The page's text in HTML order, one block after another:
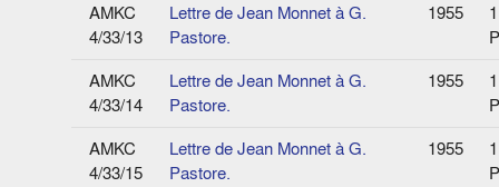
AMKC
4/33/13
Lettre de Jean Monnet à G.
Pastore.
1955
1
AMKC
4/33/14
Lettre de Jean Monnet à G.
Pastore.
1955
1
AMKC
4/33/15
Lettre de Jean Monnet à G.
Pastore.
1955
1